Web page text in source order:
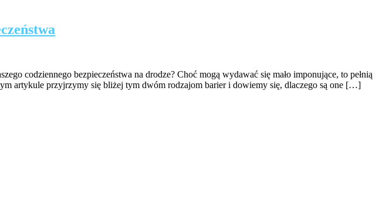
codziennego bezpieczeństwa na drodze? Choć mogą wydawać się mało imponujące, to pełnią
artykule przyjrzymy się bliżej tym dwóm rodzajom barier i dowiemy się, dlaczego są one […]